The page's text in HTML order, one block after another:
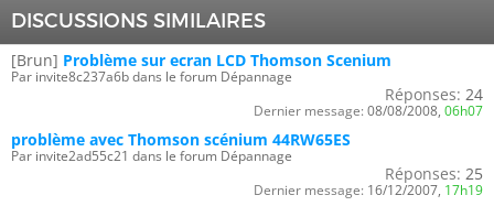
DISCUSSIONS SIMILAIRES
[Brun] Problème sur ecran LCD Thomson Scenium
Par invite8c237a6b dans le forum Dépannage
Réponses: 24
Dernier message: 08/08/2008, 06h07
problème avec Thomson scénium 44RW65ES
Par invite2ad55c21 dans le forum Dépannage
Réponses: 25
Dernier message: 16/12/2007, 17h19